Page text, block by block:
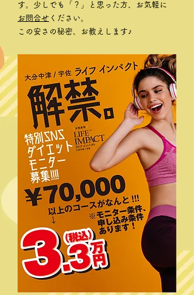
す。少しでも「？」と思った方、お気軽に
お問合せ ください。
この安さの秘密、お教えします♪